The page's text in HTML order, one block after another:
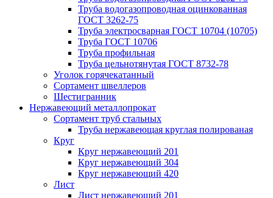
Труба водогазопроводная оцинкованная
ГОСТ 3262-75
Труба электросварная ГОСТ 10704 (10705)
Труба ГОСТ 10706
Труба профильная
Труба цельнотянутая ГОСТ 8732-78
Уголок горячекатанный
Сортамент швеллеров
Шестигранник
Нержавеющий металлопрокат
Сортамент труб стальных
Труба нержавеющая круглая полированая
Круг
Круг нержавеющий 201
Круг нержавеющий 304
Круг нержавеющий 420
Лист
Лист нержавеющий 201